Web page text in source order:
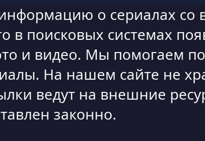
о сериалах со
в поисковых системах
и видео. Мы помогаем
На нашем сайте не
ведут на внешние
законно.